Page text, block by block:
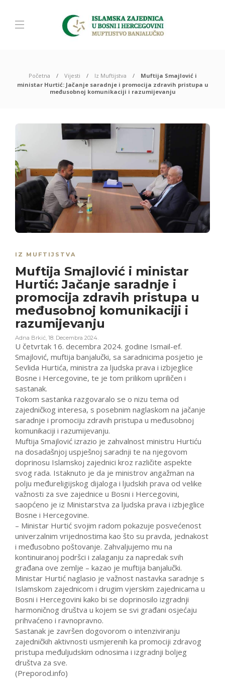
Početna Vijesti Iz Muftijstva
Muftija Smajlović i
ministar Hurtić: Jačanje saradnje i promocija zdravih pristupa u
međusobnoj komunikaciji i razumijevanju
IZ MUFTIJSTVA
Muftija Smajlović i ministar
Hurtić: Jačanje saradnje i
promocija zdravih pristupa u
međusobnoj komunikaciji i
razumijevanju
Adna Brkić, 18. Decembra 2024.
U četvrtak 16. decembra 2024. godine Ismail-ef.
Smajlović, muftija banjalučki, sa saradnicima posjetio je
Sevlida Hurtića, ministra za ljudska prava i izbjeglice
Bosne i Hercegovine, te je tom prilikom upriličen i
sastanak.
Tokom sastanka razgovaralo se o nizu tema od
zajedničkog interesa, s posebnim naglaskom na jačanje
saradnje i promociju zdravih pristupa u međusobnoj
komunikaciji i razumijevanju.
Muftija Smajlović izrazio je zahvalnost ministru Hurtiću
na dosadašnjoj uspješnoj saradnji te na njegovom
doprinosu Islamskoj zajednici kroz različite aspekte
svog rada. Istaknuto je da je ministrov angažman na
polju međureligijskog dijaloga i ljudskih prava od velike
važnosti za sve zajednice u Bosni i Hercegovini,
saopćeno je iz Ministarstva za ljudska prava i izbjeglice
Bosne i Hercegovine.
– Ministar Hurtić svojim radom pokazuje posvećenost
univerzalnim vrijednostima kao što su pravda, jednakost
i međusobno poštovanje. Zahvaljujemo mu na
kontinuiranoj podršci i zalaganju za napredak svih
građana ove zemlje – kazao je muftija banjalučki.
Ministar Hurtić naglasio je važnost nastavka saradnje s
Islamskom zajednicom i drugim vjerskim zajednicama u
Bosni i Hercegovini kako bi se doprinosilo izgradnji
harmoničnog društva u kojem se svi građani osjećaju
prihvaćeno i ravnopravno.
Sastanak je završen dogovorom o intenziviranju
zajedničkih aktivnosti usmjerenih ka promociji zdravog
pristupa međuljudskim odnosima i izgradnji boljeg
društva za sve.
(Preporod.info)